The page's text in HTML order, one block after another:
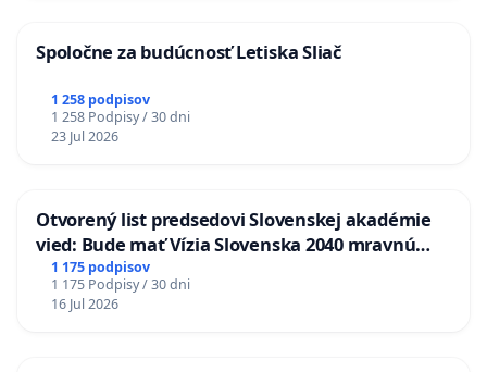
Spoločne za budúcnosť Letiska Sliač
1 258 podpisov
1 258 Podpisy / 30 dni
23 Jul 2026
Otvorený list predsedovi Slovenskej akadémie
vied: Bude mať Vízia Slovenska 2040 mravnú
chrbticu?
1 175 podpisov
1 175 Podpisy / 30 dni
16 Jul 2026